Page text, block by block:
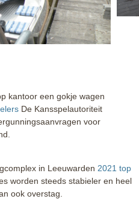
kantoor een gokje wagen
De Kansspelautoriteit
voor
in Leeuwarden 2021 top
worden steeds stabieler en heel
ook overstag.